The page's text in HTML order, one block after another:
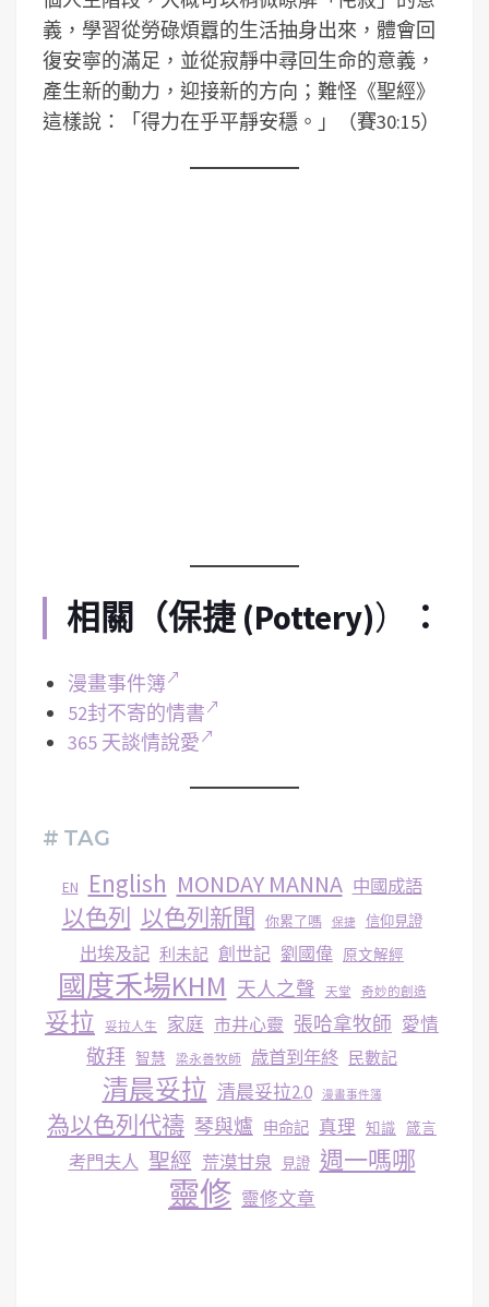
義，學習從勞碌煩囂的生活抽身出來，體會回
復安寧的滿足，並從寂靜中尋回生命的意義，
產生新的動力，迎接新的方向；難怪《聖經》
這樣說：「得力在乎平靜安穩。」（賽30:15）
相關（保捷 (Pottery)） ：
漫畫事件簿
52封不寄的情書
365 天談情說愛
# TAG
EN English MONDAY MANNA 中國成語
以色列 以色列新聞 你累了嗎 保捷 信仰見證
出埃及記 利未記 創世記 劉國偉 原文解經
國度禾場KHM 天人之聲 天堂 奇妙的創造
妥拉 妥拉人生 家庭 市井心靈 張哈拿牧師 愛情
敬拜 智慧 梁永善牧師 歳首到年終 民數記
清晨妥拉 清晨妥拉2.0 漫畫事件簿
為以色列代禱 琴與爐 申命記 真理 知識 箴言
考門夫人 聖經 荒漠甘泉 見證 週一嗎哪
靈修 靈修文章